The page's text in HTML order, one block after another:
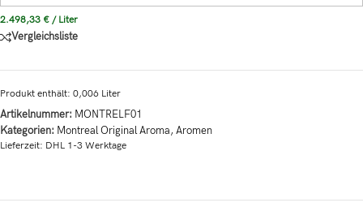
2.498,33 € / Liter
Vergleichsliste
Produkt enthält: 0,006 Liter
Artikelnummer: MONTRELF01
Kategorien: Montreal Original Aroma,Aromen
Lieferzeit: DHL 1-3 Werktage